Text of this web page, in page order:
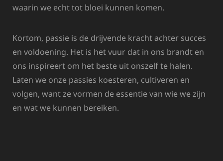
waarin we echt tot bloei kunnen komen.
Kortom, passie is de drijvende kracht achter succes
en voldoening. Het is het vuur dat in ons brandt en
ons inspireert om het beste uit onszelf te halen.
Laten we onze passies koesteren, cultiveren en
volgen, want ze vormen de essentie van wie we zijn
en wat we kunnen bereiken.